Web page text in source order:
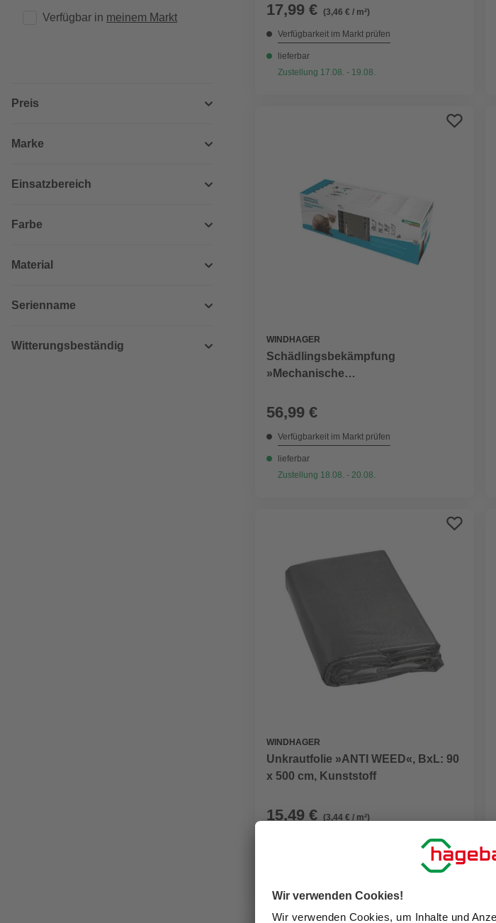
Verfügbar in meinem Markt
Preis
Marke
Einsatzbereich
Farbe
Material
Serienname
Witterungsbeständig
17,99 € (3,46 € / m²)
Verfügbarkeit im Markt prüfen
lieferbar
Zustellung 17.08. - 19.08.
WINDHAGER
Schädlingsbekämpfung
»Mechanische
verzinkt
56,99 €
Verfügbarkeit im Markt prüfen
lieferbar
Zustellung 18.08. - 20.08.
WINDHAGER
Unkrautfolie »ANTI WEED«, BxL: 90
x 500 cm, Kunststoff
15,49 € (3,44 € / m²)